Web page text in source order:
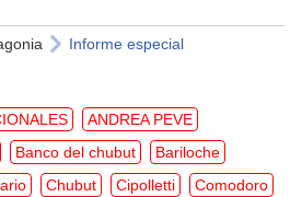
Informe especial
ANDREA PEVE
Banco del chubut
Bariloche
Chubut Cipolletti
Comodoro